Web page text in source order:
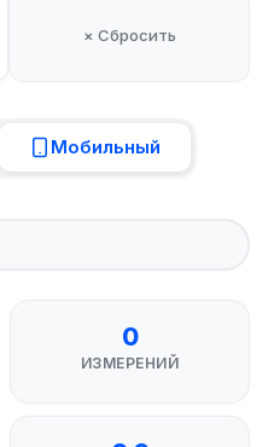
× Сбросить
Мобильный
0
ИЗМЕРЕНИЙ